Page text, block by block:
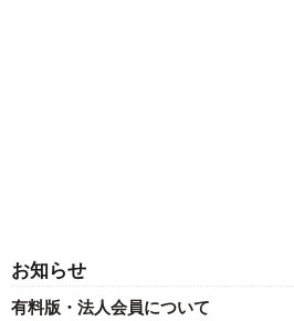
お知らせ
有料版・法人会員について